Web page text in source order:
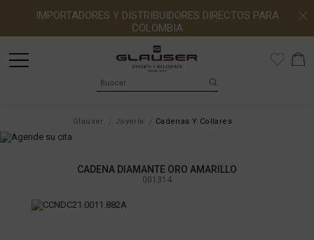
IMPORTADORES Y DISTRIBUIDORES DIRECTOS PARA
COLOMBIA
Glauser Joyería Cadenas Y Collares
CADENA DIAMANTE ORO AMARILLO
001314